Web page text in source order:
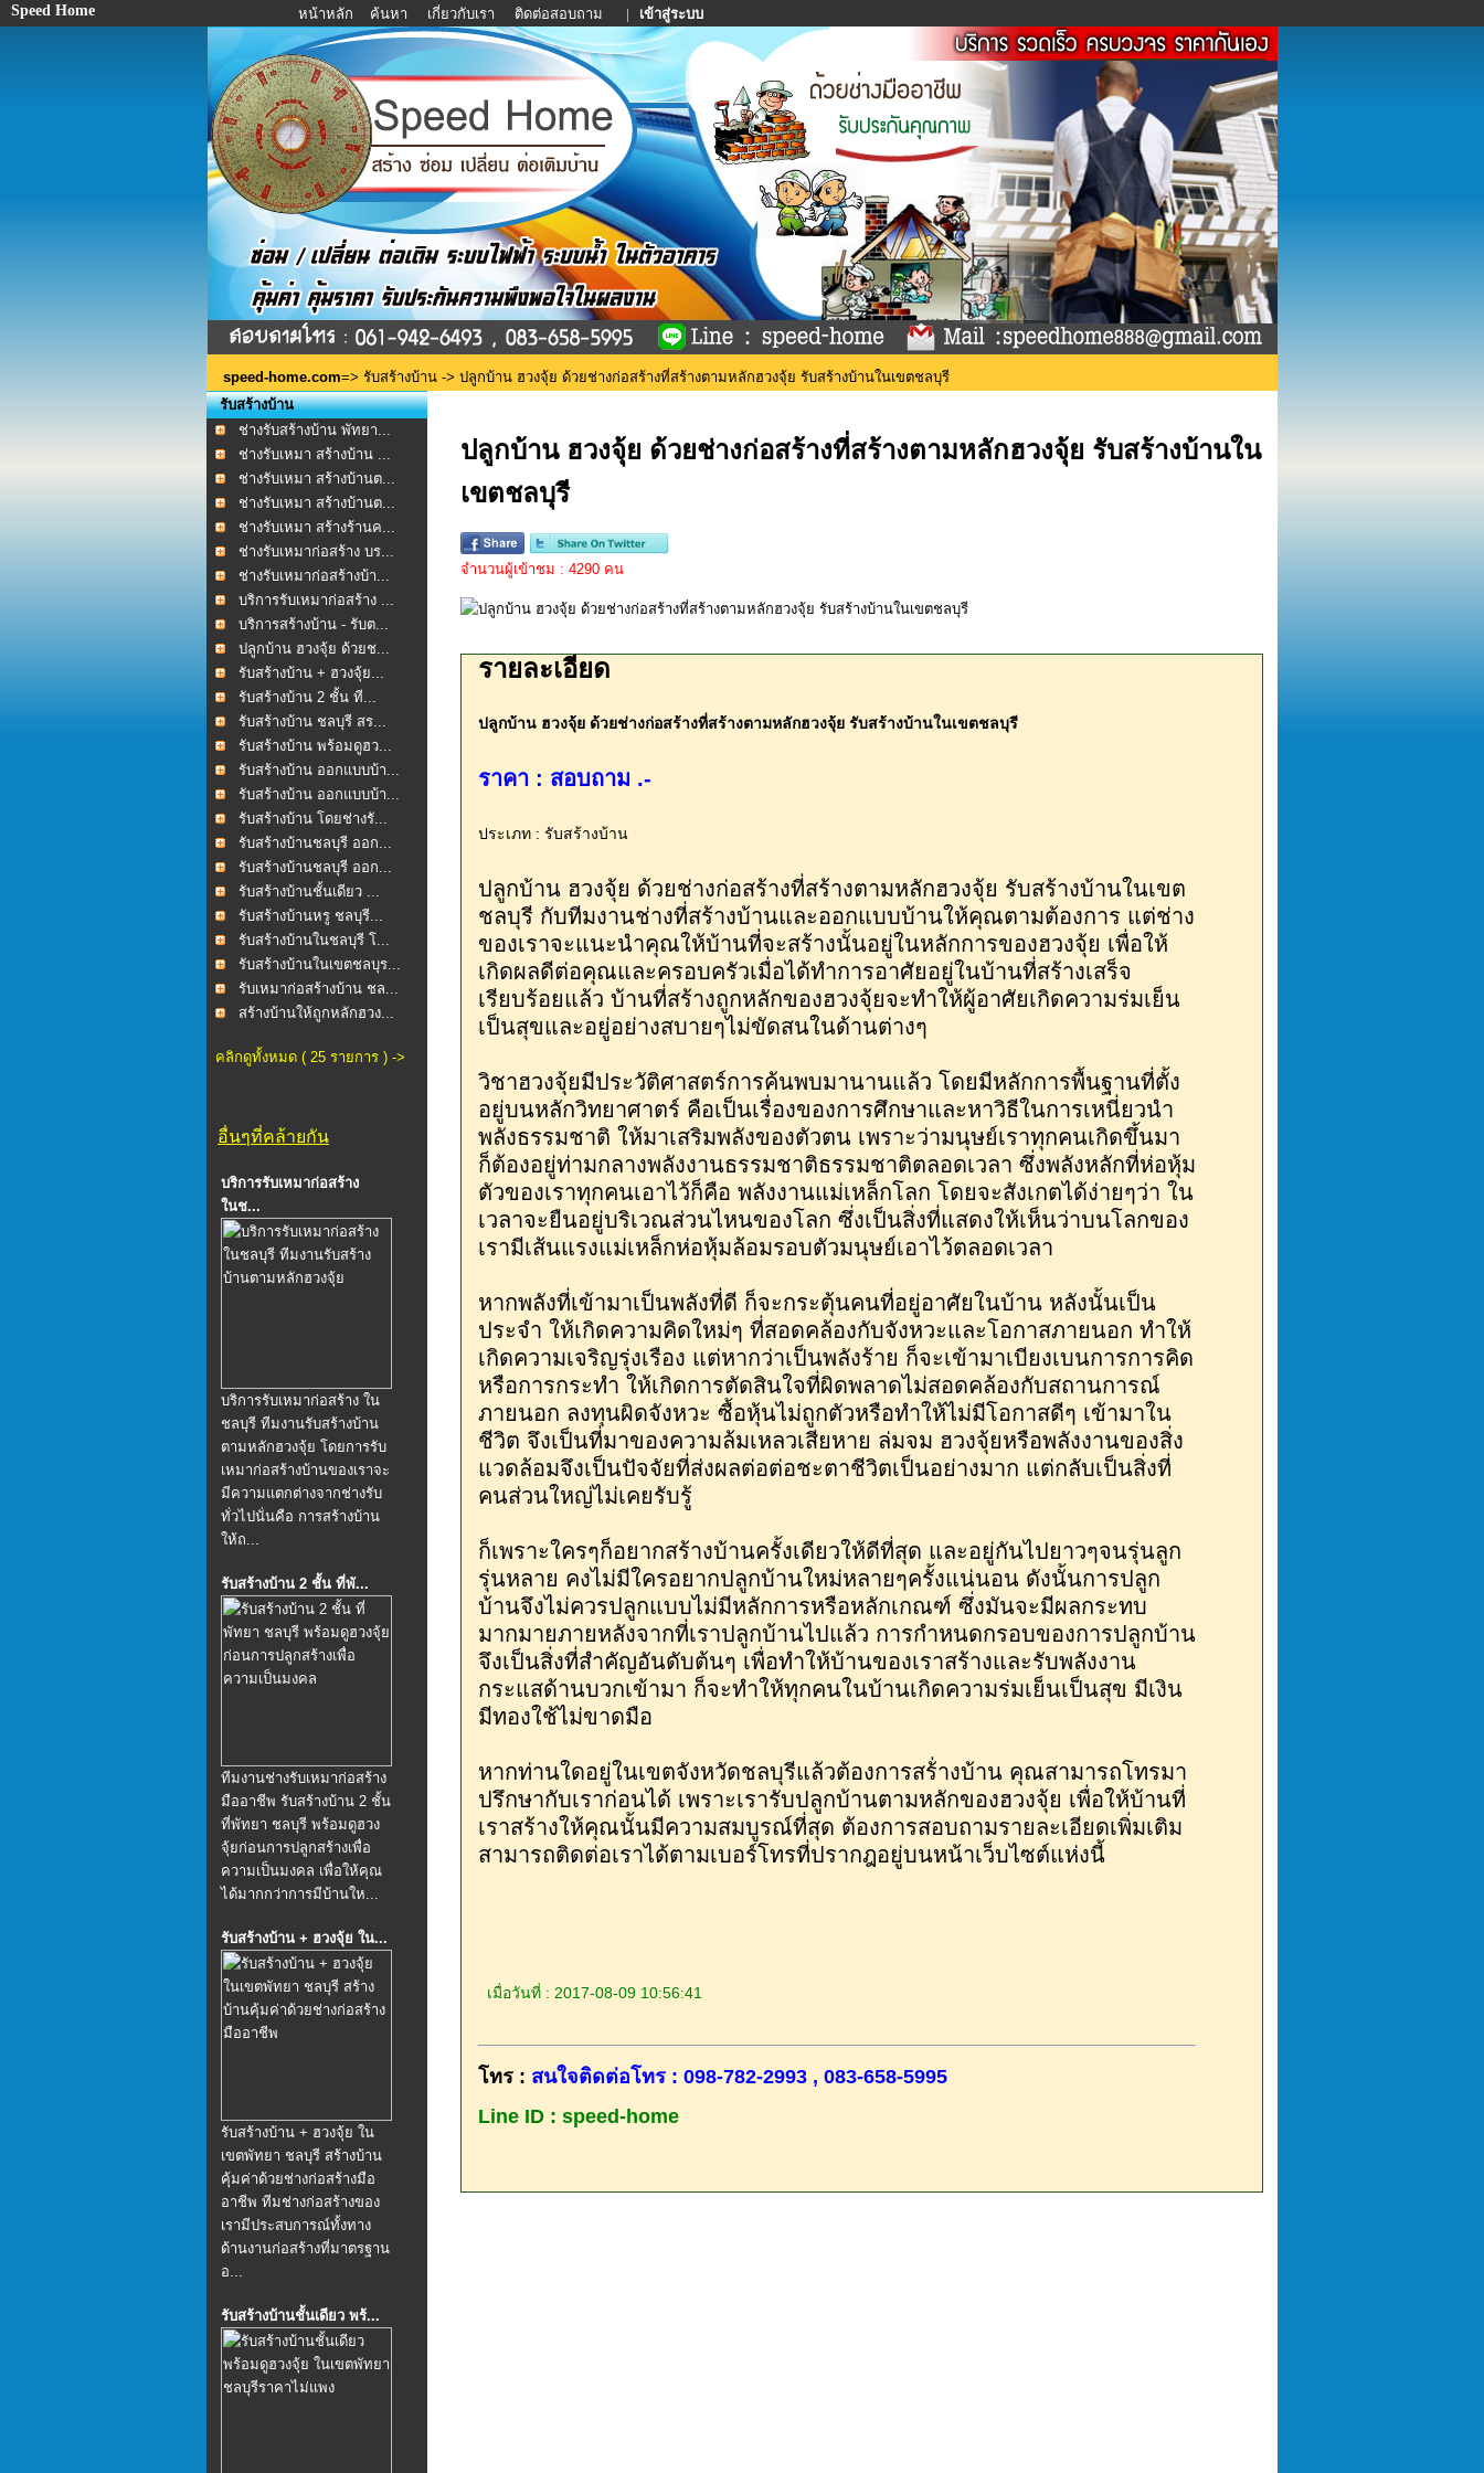
Speed Home หน้าหลัก ค้นหา เกี่ยวกับเรา ติดต่อสอบถาม | เข้าสู่ระบบ
speed-home.com=> รับสร้างบ้าน -> ปลูกบ้าน ฮวงจุ้ย ด้วยช่างก่อสร้างที่สร้างตามหลักฮวงจุ้ย รับสร้างบ้านในเขตชลบุรี
รับสร้างบ้าน
ช่างรับสร้างบ้าน พัทยา...
ช่างรับเหมา สร้างบ้าน ...
ช่างรับเหมา สร้างบ้านต...
ช่างรับเหมา สร้างบ้านต...
ช่างรับเหมา สร้างร้านค...
ช่างรับเหมาก่อสร้าง บร...
ช่างรับเหมาก่อสร้างบ้า...
บริการรับเหมาก่อสร้าง ...
บริการสร้างบ้าน - รับต...
ปลูกบ้าน ฮวงจุ้ย ด้วยช...
รับสร้างบ้าน + ฮวงจุ้ย...
รับสร้างบ้าน 2 ชั้น ที...
รับสร้างบ้าน ชลบุรี สร...
รับสร้างบ้าน พร้อมดูฮว...
รับสร้างบ้าน ออกแบบบ้า...
รับสร้างบ้าน ออกแบบบ้า...
รับสร้างบ้าน โดยช่างรั...
รับสร้างบ้านชลบุรี ออก...
รับสร้างบ้านชลบุรี ออก...
รับสร้างบ้านชั้นเดียว ...
รับสร้างบ้านหรู ชลบุรี...
รับสร้างบ้านในชลบุรี โ...
รับสร้างบ้านในเขตชลบุร...
รับเหมาก่อสร้างบ้าน ชล...
สร้างบ้านให้ถูกหลักฮวง...
คลิกดูทั้งหมด ( 25 รายการ ) ->
อื่นๆที่คล้ายกัน
บริการรับเหมาก่อสร้าง
ในช...
บริการรับเหมาก่อสร้าง ใน
ชลบุรี ทีมงานรับสร้างบ้าน
ตามหลักฮวงจุ้ย โดยการรับ
เหมาก่อสร้างบ้านของเราจะ
มีความแตกต่างจากช่างรับ
ทั่วไปนั่นคือ การสร้างบ้าน
ให้ถ...
รับสร้างบ้าน 2 ชั้น ที่พั...
ทีมงานช่างรับเหมาก่อสร้าง
มืออาชีพ รับสร้างบ้าน 2 ชั้น
ที่พัทยา ชลบุรี พร้อมดูฮวง
จุ้ยก่อนการปลูกสร้างเพื่อ
ความเป็นมงคล เพื่อให้คุณ
ได้มากกว่าการมีบ้านให...
รับสร้างบ้าน + ฮวงจุ้ย ใน...
รับสร้างบ้าน + ฮวงจุ้ย ใน
เขตพัทยา ชลบุรี สร้างบ้าน
คุ้มค่าด้วยช่างก่อสร้างมือ
อาชีพ ทีมช่างก่อสร้างของ
เรามีประสบการณ์ทั้งทาง
ด้านงานก่อสร้างที่มาตรฐาน
อ...
รับสร้างบ้านชั้นเดียว พร้...
ปลูกบ้าน ฮวงจุ้ย ด้วยช่างก่อสร้างที่สร้างตามหลักฮวงจุ้ย รับสร้างบ้านใน
เขตชลบุรี
จำนวนผู้เข้าชม : 4290 คน
รายละเอียด
ปลูกบ้าน ฮวงจุ้ย ด้วยช่างก่อสร้างที่สร้างตามหลักฮวงจุ้ย รับสร้างบ้านในเขตชลบุรี
ราคา : สอบถาม .-
ประเภท : รับสร้างบ้าน
ปลูกบ้าน ฮวงจุ้ย ด้วยช่างก่อสร้างที่สร้างตามหลักฮวงจุ้ย รับสร้างบ้านในเขต
ชลบุรี กับทีมงานช่างที่สร้างบ้านและออกแบบบ้านให้คุณตามต้องการ แต่ช่าง
ของเราจะแนะนำคุณให้บ้านที่จะสร้างนั้นอยู่ในหลักการของฮวงจุ้ย เพื่อให้
เกิดผลดีต่อคุณและครอบครัวเมื่อได้ทำการอาศัยอยู่ในบ้านที่สร้างเสร็จ
เรียบร้อยแล้ว บ้านที่สร้างถูกหลักของฮวงจุ้ยจะทำให้ผู้อาศัยเกิดความร่มเย็น
เป็นสุขและอยู่อย่างสบายๆไม่ขัดสนในด้านต่างๆ
วิชาฮวงจุ้ยมีประวัติศาสตร์การค้นพบมานานแล้ว โดยมีหลักการพื้นฐานที่ตั้ง
อยู่บนหลักวิทยาศาตร์ คือเป็นเรื่องของการศึกษาและหาวิธีในการเหนี่ยวนำ
พลังธรรมชาติ ให้มาเสริมพลังของตัวตน เพราะว่ามนุษย์เราทุกคนเกิดขึ้นมา
ก็ต้องอยู่ท่ามกลางพลังงานธรรมชาติธรรมชาติตลอดเวลา ซึ่งพลังหลักที่ห่อหุ้ม
ตัวของเราทุกคนเอาไว้ก็คือ พลังงานแม่เหล็กโลก โดยจะสังเกตได้ง่ายๆว่า ใน
เวลาจะยืนอยู่บริเวณส่วนไหนของโลก ซึ่งเป็นสิ่งที่แสดงให้เห็นว่าบนโลกของ
เรามีเส้นแรงแม่เหล็กห่อหุ้มล้อมรอบตัวมนุษย์เอาไว้ตลอดเวลา
หากพลังที่เข้ามาเป็นพลังที่ดี ก็จะกระตุ้นคนที่อยู่อาศัยในบ้าน หลังนั้นเป็น
ประจำ ให้เกิดความคิดใหม่ๆ ที่สอดคล้องกับจังหวะและโอกาสภายนอก ทำให้
เกิดความเจริญรุ่งเรือง แต่หากว่าเป็นพลังร้าย ก็จะเข้ามาเบียงเบนการการคิด
หรือการกระทำ ให้เกิดการตัดสินใจที่ผิดพลาดไม่สอดคล้องกับสถานการณ์
ภายนอก ลงทุนผิดจังหวะ ซื้อหุ้นไม่ถูกตัวหรือทำให้ไม่มีโอกาสดีๆ เข้ามาใน
ชีวิต จึงเป็นที่มาของความล้มเหลวเสียหาย ล่มจม ฮวงจุ้ยหรือพลังงานของสิ่ง
แวดล้อมจึงเป็นปัจจัยที่ส่งผลต่อต่อชะตาชีวิตเป็นอย่างมาก แต่กลับเป็นสิ่งที่
คนส่วนใหญ่ไม่เคยรับรู้
ก็เพราะใครๆก็อยากสร้างบ้านครั้งเดียวให้ดีที่สุด และอยู่กันไปยาวๆจนรุ่นลูก
รุ่นหลาย คงไม่มีใครอยากปลูกบ้านใหม่หลายๆครั้งแน่นอน ดังนั้นการปลูก
บ้านจึงไม่ควรปลูกแบบไม่มีหลักการหรือหลักเกณฑ์ ซึ่งมันจะมีผลกระทบ
มากมายภายหลังจากที่เราปลูกบ้านไปแล้ว การกำหนดกรอบของการปลูกบ้าน
จึงเป็นสิ่งที่สำคัญอันดับต้นๆ เพื่อทำให้บ้านของเราสร้างและรับพลังงาน
กระแสด้านบวกเข้ามา ก็จะทำให้ทุกคนในบ้านเกิดความร่มเย็นเป็นสุข มีเงิน
มีทองใช้ไม่ขาดมือ
หากท่านใดอยู่ในเขตจังหวัดชลบุรีแล้วต้องการสร้่างบ้าน คุณสามารถโทรมา
ปรึกษากับเราก่อนได้ เพราะเรารับปลูกบ้านตามหลักของฮวงจุ้ย เพื่อให้บ้านที่
เราสร้างให้คุณนั้นมีความสมบูรณ์ที่สุด ต้องการสอบถามรายละเอียดเพิ่มเติม
สามารถติดต่อเราได้ตามเบอร์โทรที่ปรากฎอยู่บนหน้าเว็บไซต์แห่งนี้
เมื่อวันที่ : 2017-08-09 10:56:41
โทร : สนใจติดต่อโทร : 098-782-2993 , 083-658-5995
Line ID : speed-home